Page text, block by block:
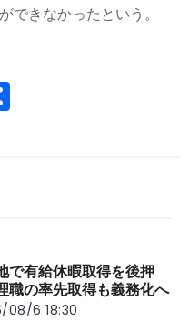
できなかったという。
で有給休暇取得を後押
の率先取得も義務化へ
08/6 18:30